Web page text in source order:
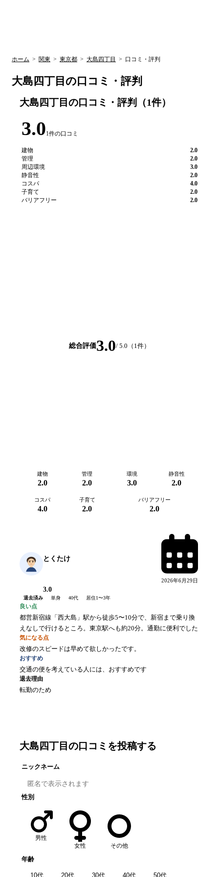
ホーム > 関東 > 東京都 > 大島四丁目 > 口コミ・評判
大島四丁目 の口コミ・評判
大島四丁目 の口コミ・評判（1件）
3.01件の口コミ
建物
2.0
管理
2.0
周辺環境
3.0
静音性
2.0
コスパ
4.0
子育て
2.0
バリアフリー
2.0
総合評価3.0/ 5.0（ 1 件）
建物
2.0
管理
2.0
環境
3.0
静音性
2.0
コスパ
4.0
子育て
2.0
バリアフリー
2.0
とくたけ
2026年6月29日
3.0
退去済み 単身 40代 居住1〜3年
良い点
都営新宿線「西大島」駅から徒歩5〜10分で、新宿まで乗り換
えなしで行けるところ。東京駅へも約20分。通勤に便利でした
気になる点
改修のスピードは早めて欲しかったです。
おすすめ
交通の便を考えている人には、おすすめです
退去理由
転勤のため
大島四丁目 の口コミを投稿する
ニックネーム
性別
男性
女性
その他
年齢
10代 20代 30代 40代 50代